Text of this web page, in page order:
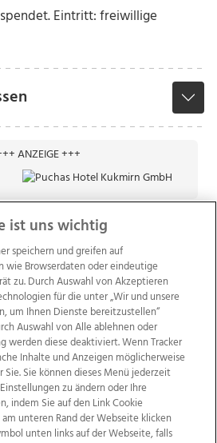
Eintritt: freiwillige
ANZEIGE +++
Kontakt
Jobs
ist uns wichtig
speichern und greifen auf
wie Browserdaten oder eindeutige
zu. Durch Auswahl von Akzeptieren
für die unter „Wir und unsere
um Ihnen Dienste bereitzustellen“
Auswahl von Alle ablehnen oder
werden diese deaktiviert. Wenn Tracker
Inhalte und Anzeigen möglicherweise
Sie können dieses Menü jederzeit
zu ändern oder Ihre
indem Sie auf den Link Cookie
unteren Rand der Webseite klicken
unten links auf der Webseite, falls